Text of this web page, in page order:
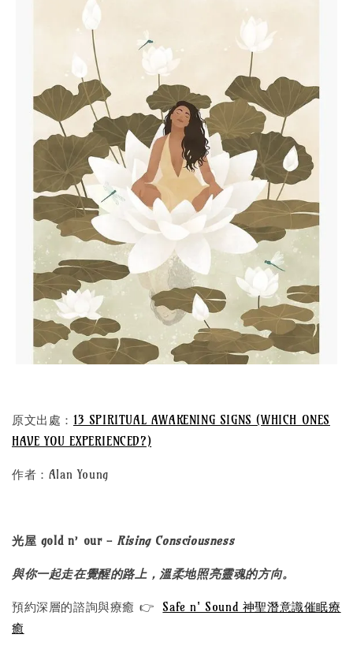
原文出處： 13 SPIRITUAL AWAKENING SIGNS (WHICH ONES
HAVE YOU EXPERIENCED?)
作者：Alan Young
光屋 gold n’ our - Rising Consciousness
與你一起走在覺醒的路上，溫柔地照亮靈魂的方向。
預約深層的諮詢與療癒 👉Safe n' Sound 神聖潛意識催眠療
癒